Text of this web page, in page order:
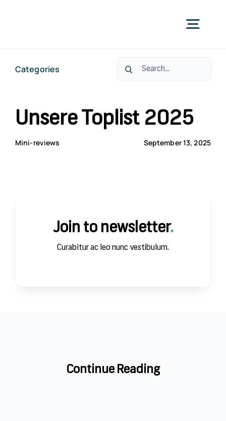
ЗА
Categories
Unsere Toplist 2025
Mini-reviews September 13, 2025
Join to newsletter.
Curabitur ac leo nunc vestibulum.
Continue Reading